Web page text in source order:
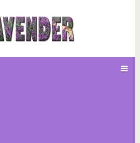
9 действительно